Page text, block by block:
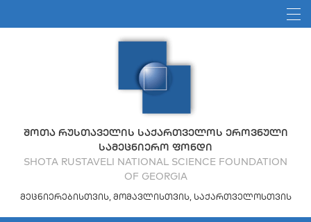
ᲨᲝᲗᲐ ᲠᲣᲡᲗᲐᲕᲔᲚᲘᲡ ᲡᲐᲥᲐᲠᲗᲕᲔᲚᲝᲡ ᲔᲠᲝᲕᲜᲣᲚᲘ
ᲡᲐᲛᲔᲪᲜᲘᲔᲠᲝ ᲤᲝᲜᲓᲘ
SHOTA RUSTAVELI NATIONAL SCIENCE FOUNDATION
OF GEORGIA
ᲛᲔᲪᲜᲘᲔᲠᲔᲑᲘᲡᲗᲕᲘᲡ, ᲛᲝᲛᲐᲕᲚᲘᲡᲗᲕᲘᲡ, ᲡᲐᲥᲐᲠᲗᲕᲔᲚᲝᲡᲗᲕᲘᲡ